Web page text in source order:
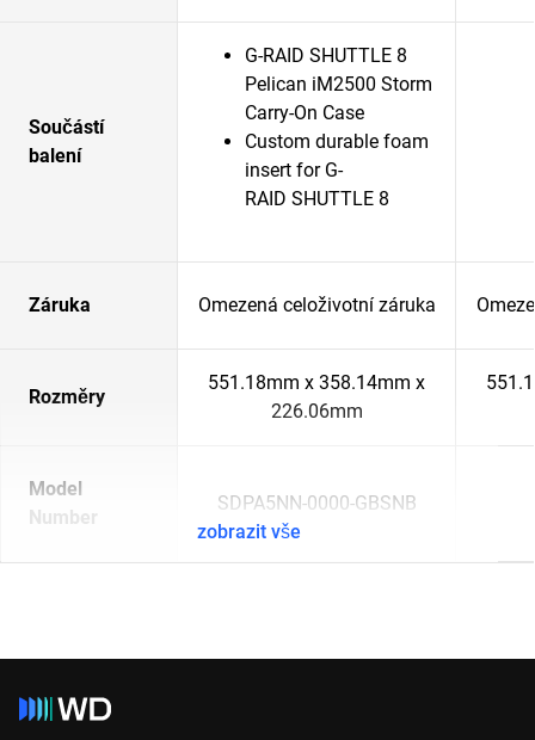
Součástí
balení
G-RAID SHUTTLE 8
Pelican iM2500 Storm
Carry-On Case
Custom durable foam
insert for G-
RAID SHUTTLE 8
Záruka Omezená celoživotní záruka
Rozměry
551.18mm x 358.14mm x
226.06mm
Model
Number
SDPA5NN-0000-GBSNB
zobrazit vše